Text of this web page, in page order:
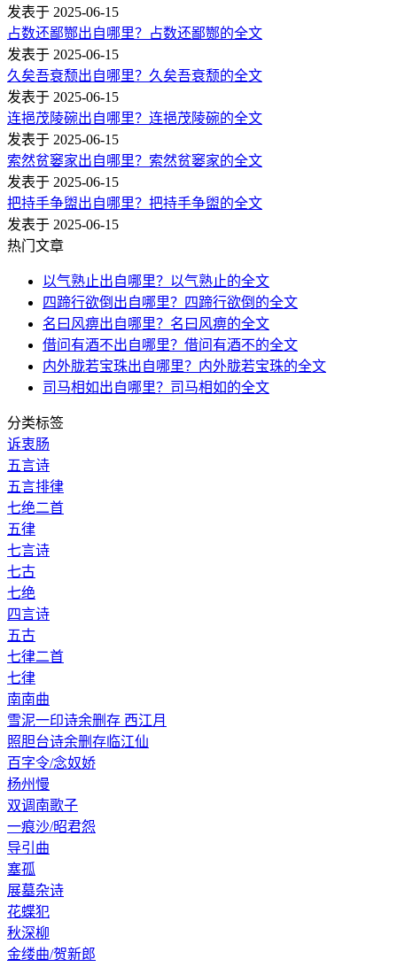
发表于 2025-06-15
占数还鄙酂出自哪里？占数还鄙酂的全文
发表于 2025-06-15
久矣吾衰颓出自哪里？久矣吾衰颓的全文
发表于 2025-06-15
连挹茂陵碗出自哪里？连挹茂陵碗的全文
发表于 2025-06-15
索然贫窭家出自哪里？索然贫窭家的全文
发表于 2025-06-15
把持手争盥出自哪里？把持手争盥的全文
发表于 2025-06-15
热门文章
以气熟止出自哪里？以气熟止的全文
四蹄行欲倒出自哪里？四蹄行欲倒的全文
名曰风痹出自哪里？名曰风痹的全文
借问有酒不出自哪里？借问有酒不的全文
内外胧若宝珠出自哪里？内外胧若宝珠的全文
司马相如出自哪里？司马相如的全文
分类标签
诉衷肠
五言诗
五言排律
七绝二首
五律
七言诗
七古
七绝
四言诗
五古
七律二首
七律
南南曲
雪泥一印诗余删存 西江月
照胆台诗余删存临江仙
百字令/念奴娇
杨州慢
双调南歌子
一痕沙/昭君怨
导引曲
塞孤
展墓杂诗
花蝶犯
秋深柳
金缕曲/贺新郎